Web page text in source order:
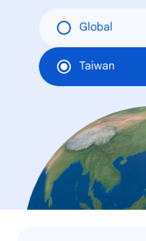
Global
Taiwan